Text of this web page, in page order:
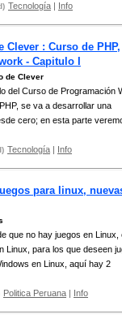
Tecnología | Info
Clever : Curso de PHP,
- Capitulo I
de Clever
del Curso de Programación
se va a desarrollar una
cero; en esta parte
Tecnología | Info
para linux,
que no hay juegos en Linux,
Linux, para los que deseen
en Linux, aquí hay 2
Politica Peruana | Info